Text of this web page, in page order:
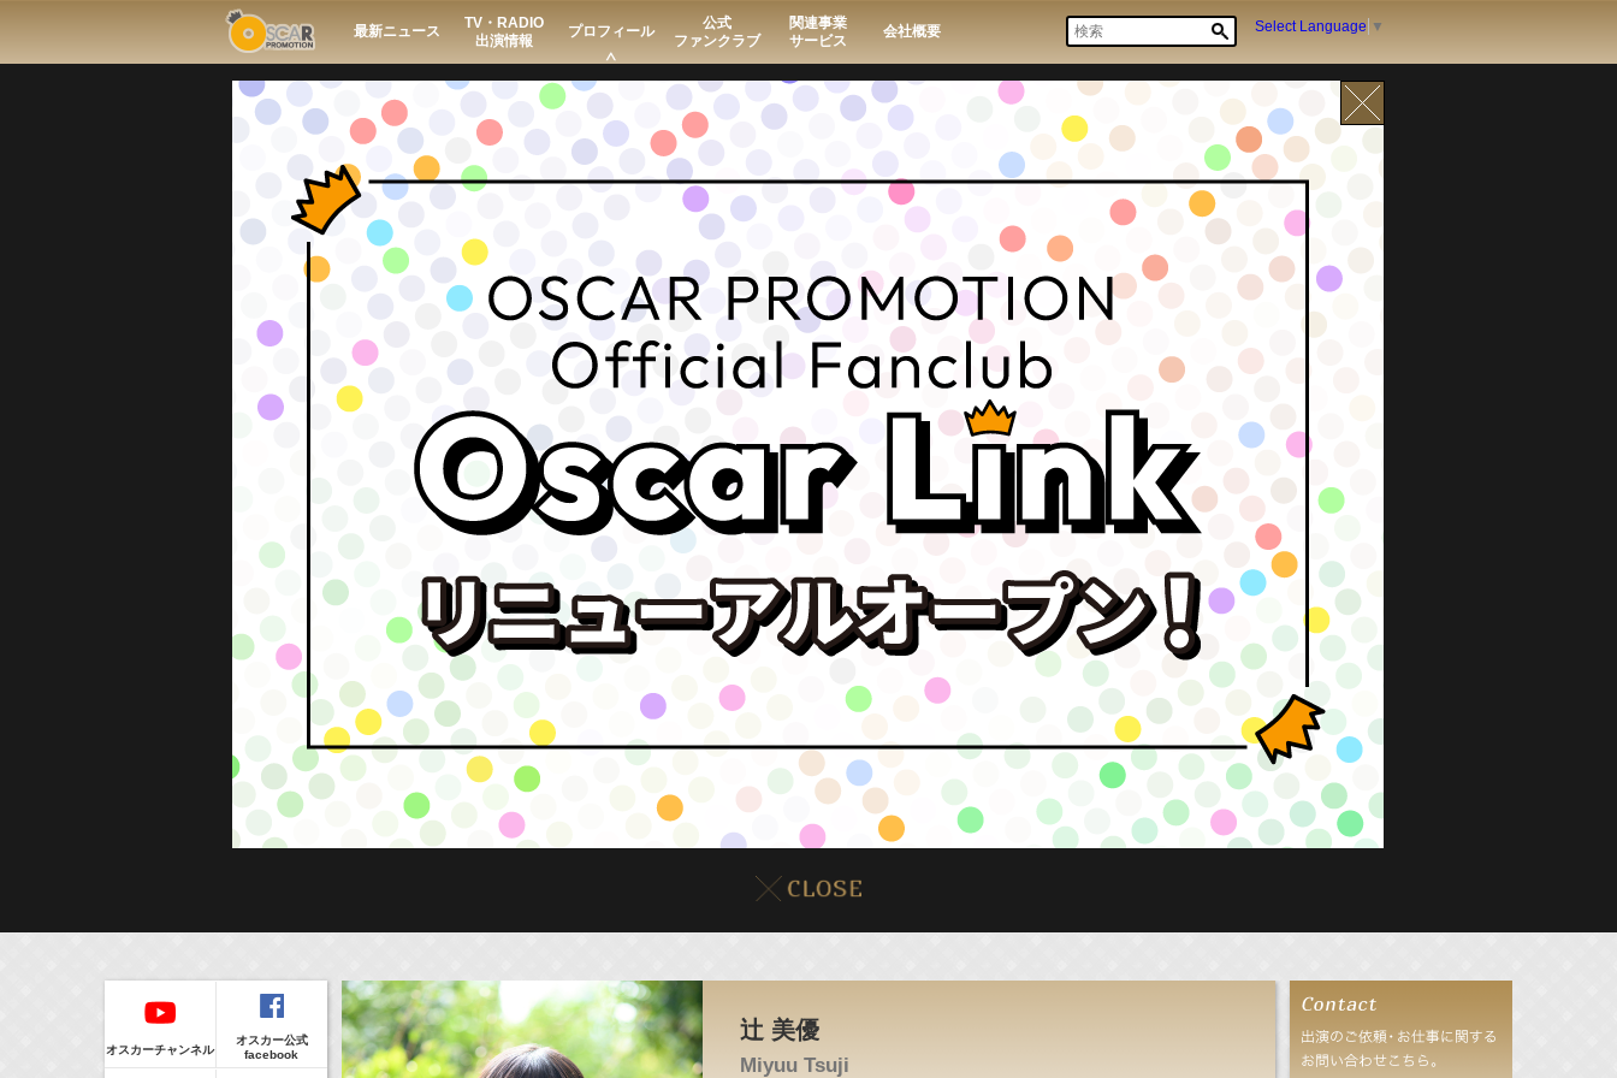
最新ニュース
TV・RADIO
出演情報
プロフィール
公式
ファンクラブ
関連事業
サービス
会社概要 Select Language ▼
8/6(Thu)
イベント
販売情報
24:00-24:30(TV)
一緒にごはんをたべるだけ
辻 美優
Miyuu Tsuji
オスカーチャンネル
オスカー公式
facebook
Regular
Guest
本日の出演
５０音順